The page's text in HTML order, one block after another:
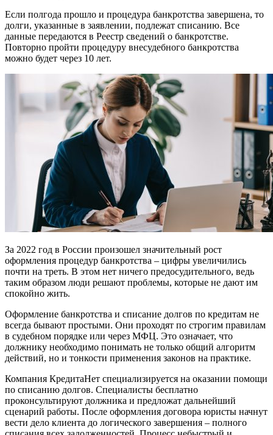
Если полгода прошло и процедура банкротства завершена, то
долги, указанные в заявлении, подлежат списанию. Все
данные передаются в Реестр сведений о банкротстве.
Повторно пройти процедуру внесудебного банкротства
можно будет через 10 лет.
За 2022 год в России произошел значительный рост
оформления процедур банкротства – цифры увеличились
почти на треть. В этом нет ничего предосудительного, ведь
таким образом люди решают проблемы, которые не дают им
спокойно жить.
Оформление банкротства и списание долгов по кредитам не
всегда бывают простыми. Они проходят по строгим правилам
в судебном порядке или через МФЦ. Это означает, что
должнику необходимо понимать не только общий алгоритм
действий, но и тонкости применения законов на практике.
Компания КредитаНет специализируется на оказании помощи
по списанию долгов. Специалисты бесплатно
проконсультируют должника и предложат дальнейший
сценарий работы. После оформления договора юристы начнут
вести дело клиента до логического завершения – полного